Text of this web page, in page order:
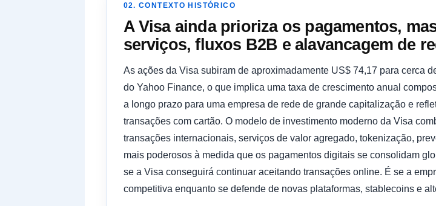
02. CONTEXTO HISTÓRICO
A Visa ainda prioriza os pagamentos,
serviços, fluxos B2B e alavancagem de
As ações da Visa subiram de aproximadamente US$ 74,17 para cerca
do Yahoo Finance, o que implica uma taxa de crescimento anual
a longo prazo para uma empresa de rede de grande capitalização e
transações com cartão. O modelo de investimento moderno da Visa
transações internacionais, serviços de valor agregado, tokenização,
mais poderosos à medida que os pagamentos digitais se consolidam
se a Visa conseguirá continuar aceitando transações online. É se a
competitiva enquanto se defende de novas plataformas, stablecoins e